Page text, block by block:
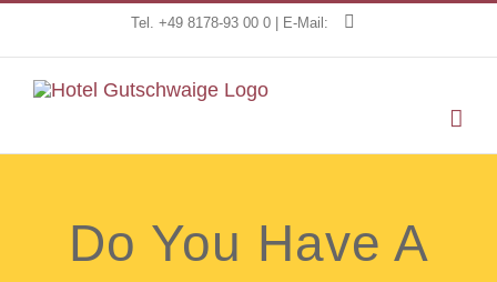
Inhalt
springen
Tel. +49 8178-93 00 0 | E-Mail:
Do You Have A